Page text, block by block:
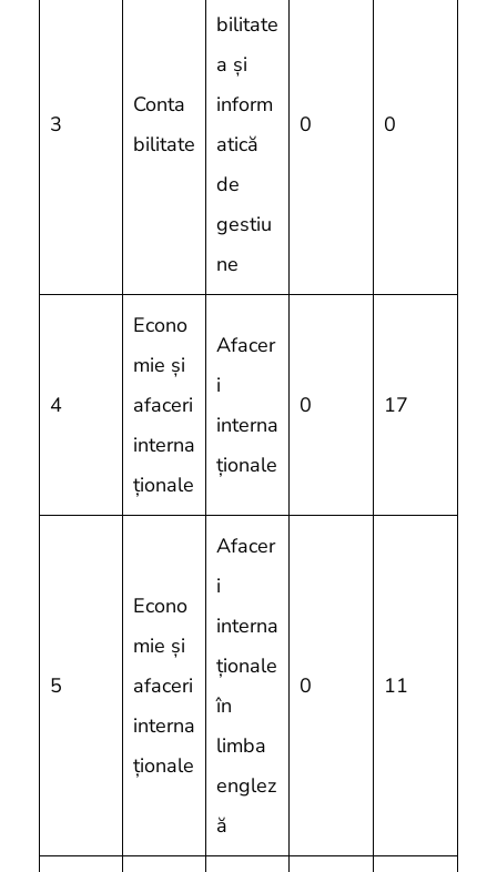
3
Conta
bilitate
bilitate
a și
inform
atică
de
gestiu
ne
0 0
4
Econo
mie și
afaceri
interna
ționale
Afacer
i
interna
ționale
0 17
5
Econo
mie și
afaceri
interna
ționale
Afacer
i
interna
ționale
în
limba
englez
ă
0 11